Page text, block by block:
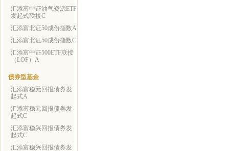
汇添富中证油气资源ETF
发起式联接C
汇添富北证50成份指数A
汇添富北证50成份指数C
汇添富中证500ETF联接
（LOF）A
债券型基金
汇添富稳元回报债券发
起式A
汇添富稳元回报债券发
起式C
汇添富稳兴回报债券发
起式C
汇添富稳兴回报债券发